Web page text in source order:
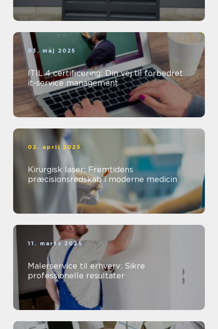
03. maj 2025
ITIL 4 certificering: Din vej til forbedret
it-service management
02. april 2025
Kirurgisk laser: Fremtidens
præcisionsredskab i moderne medicin
11. marts 2025
Malerservice til erhverv: Sikre
professionelle resultater